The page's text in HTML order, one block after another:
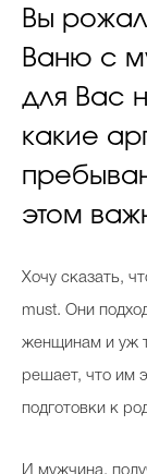
Вы
Ваню с
для Вас
какие
этом
Хочу сказать,
must. Они
женщинам и уж
решает, что им
подготовки к